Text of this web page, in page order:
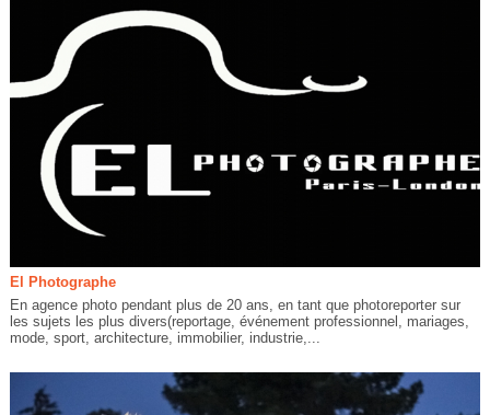
El Photographe
En agence photo pendant plus de 20 ans, en tant que photoreporter sur
les sujets les plus divers(reportage, événement professionnel, mariages,
mode, sport, architecture, immobilier, industrie,...